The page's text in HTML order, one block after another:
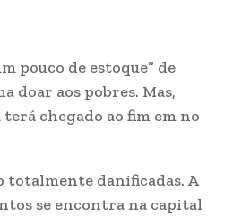
pouco de estoque” de
doar aos pobres. Mas,
chegado ao fim em no
totalmente danificadas. A
se encontra na capital